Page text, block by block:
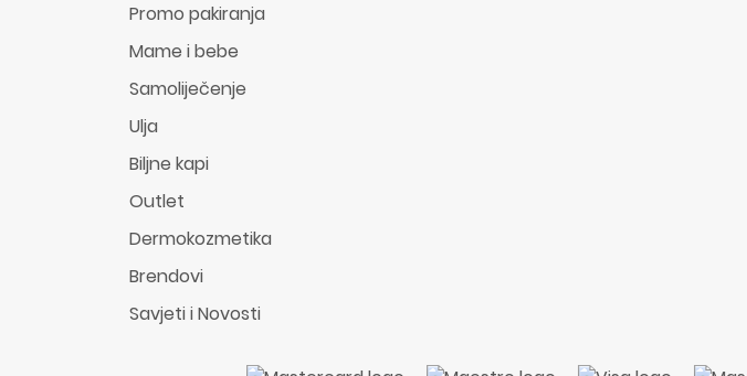
Promo pakiranja
Mame i bebe
Samoliječenje
Ulja
Biljne kapi
Outlet
Dermokozmetika
Brendovi
Savjeti i Novosti